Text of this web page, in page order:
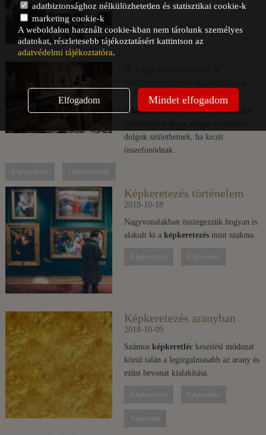
2018-10-25
A
képkeretezésés a lakberendezés két
dolgok születhetnek, ha kicsit
összefonódnak.
Képkeretezés Lakberendezés
Képkeretezés történelem
2018-10-18
Nagyvonalakban összegezzük hogyan is
alakult ki a képkeretezésmint szakma.
Képkeretezés Képkeretléc
Képkeretezés aranyban
2018-10-09
Számos képkeretléckészítési módozat
közül talán a legizgalmasabb az arany és
ezüst bevonat kialakítása.
Képkeretezés Képkeretléc
Aranyozás
adatbiztonsághoz nélkülözhetetlen és statisztikai cookie-k
marketing cookie-k
A weboldalon használt cookie-kban nem tárolunk személyes
adatokat, részletesebb tájékoztatásért kattintson az
adatvédelmi tájékoztatóra.
Elfogadom Mindet elfogadom